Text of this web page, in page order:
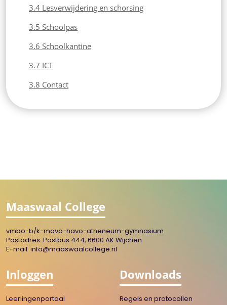
3.4 Lesverwijdering en schorsing
3.5 Schoolpas
3.6 Schoolkantine
3.7 ICT
3.8 Contact
Maaswaal College
vmbo-b/k-mavo-havo-atheneum-gymnasium
Postadres: Postbus 444, 6600 AK Wijchen
E-mail: info@maaswaalcollege.nl
Inloggen
Leerlingenportaal
Downloads
Regels en protocollen